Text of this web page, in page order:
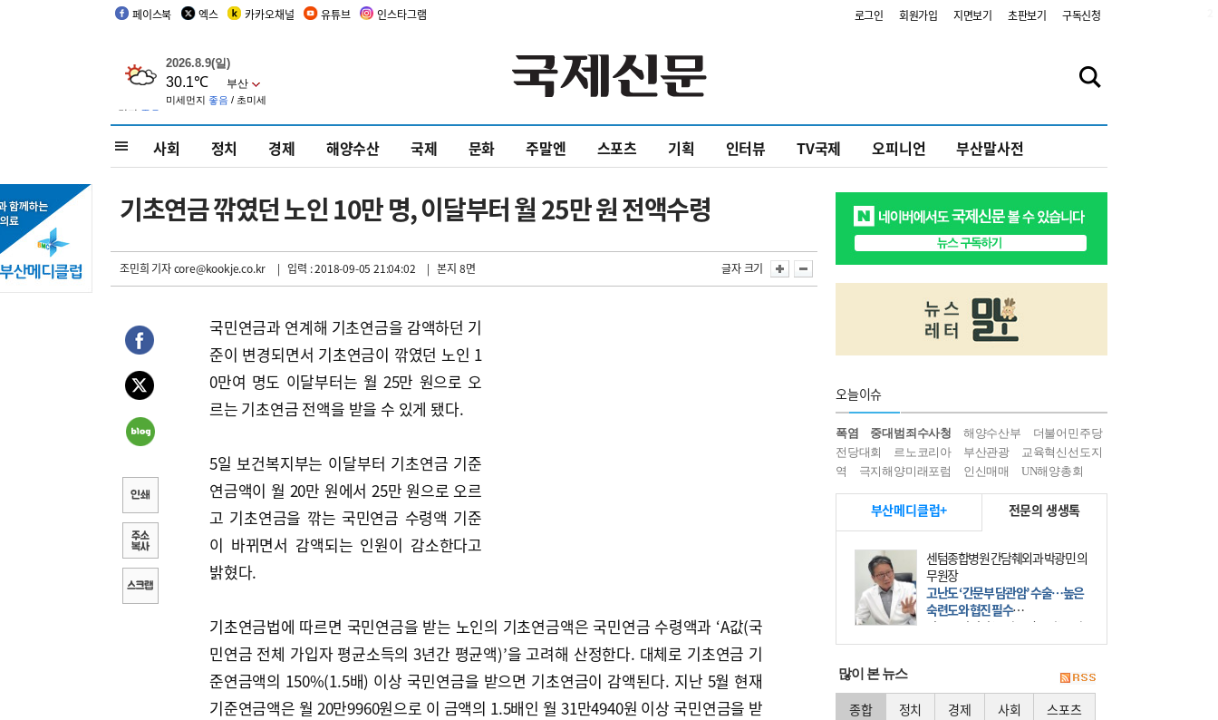
페이스북 엑스 카카오채널 유튜브 인스타그램 로그인 회원가입 지면보기 초판보기 구독신청
사회 정치 경제 해양수산 국제 문화 주말엔 스포츠 기획 인터뷰 TV국제 오피니언 부산말사전
기초연금 깎였던 노인 10만 명, 이달부터 월 25만 원 전액수령
조민희 기자core@kookje.co.kr | 입력 : 2018-09-05 21:04:02 | 본지 8면 글자 크기
국민연금과 연계해 기초연금을 감액하던 기
준이 변경되면서 기초연금이 깎였던 노인 1
0만여 명도 이달부터는 월 25만 원으로 오
르는 기초연금 전액을 받을 수 있게 됐다.
5일 보건복지부는 이달부터 기초연금 기준
연금액이 월 20만 원에서 25만 원으로 오르
고 기초연금을 깎는 국민연금 수령액 기준
이 바뀌면서 감액되는 인원이 감소한다고
밝혔다.
기초연금법에 따르면 국민연금을 받는 노인의 기초연금액은 국민연금 수령액과 ‘A값(국
민연금 전체 가입자 평균소득의 3년간 평균액)’을 고려해 산정한다. 대체로 기초연금 기
준연금액의 150%(1.5배) 이상 국민연금을 받으면 기초연금이 감액된다. 지난 5월 현재
기준연금액은 월 20만9960원으로 이 금액의 1.5배인 월 31만4940원 이상 국민연금을 받
오늘이슈
폭염 중대범죄수사청 해양수산부
더불어민주당
전당대회
르노코리아 부산관광
교육혁신선도지
역
극지해양미래포럼 인신매매 UN해양총회
부산메디클럽+ 전문의 생생톡
센텀종합병원 간담췌외과 박광민 의
무원장
고난도 ‘간문부 담관암’ 수술…높은
숙련도와 협진 필수
간문부 담관암(클라츠킨 종양)은 좌
우 간에서 나오는, 담관(담즙 배출 경
部)’에 생기는 악성 종양이다. 간동맥
문맥 림프절 담
많이 본 뉴스
종합 정치 경제 사회 스포츠